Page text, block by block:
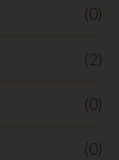
(0)
(2)
(0)
(0)